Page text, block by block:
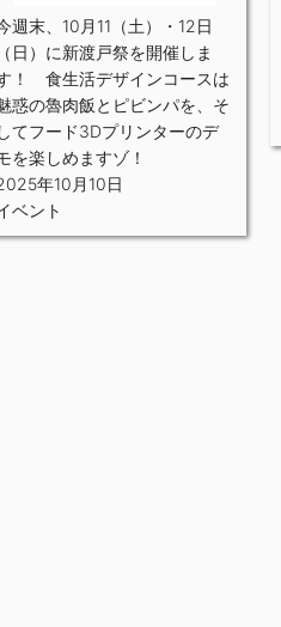
週末、10月11（土）・12日
（日）に新渡戸祭を開催しま
！ 食生活デザインコースは
惑の魯肉飯とピビンパを、そ
してフード3Dプリンターのデ
を楽しめますゾ！
年10月10日
ベント